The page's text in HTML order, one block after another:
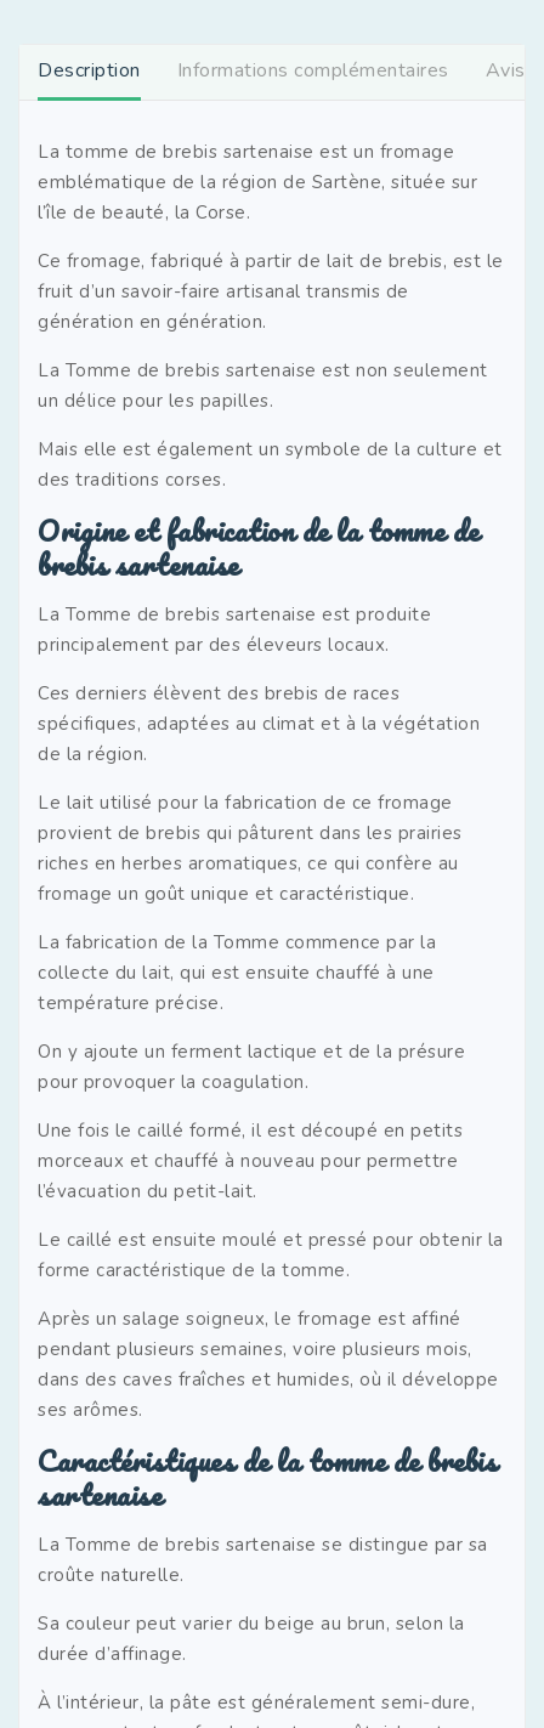
Description Informations complémentaires Avis
La tomme de brebis sartenaise est un fromage
emblématique de la région de Sartène, située sur
l’île de beauté, la Corse.
Ce fromage, fabriqué à partir de lait de brebis, est le
fruit d’un savoir-faire artisanal transmis de
génération en génération.
La Tomme de brebis sartenaise est non seulement
un délice pour les papilles.
Mais elle est également un symbole de la culture et
des traditions corses.
Origine et fabrication de la tomme de
brebis sartenaise
La Tomme de brebis sartenaise est produite
principalement par des éleveurs locaux.
Ces derniers élèvent des brebis de races
spécifiques, adaptées au climat et à la végétation
de la région.
Le lait utilisé pour la fabrication de ce fromage
provient de brebis qui pâturent dans les prairies
riches en herbes aromatiques, ce qui confère au
fromage un goût unique et caractéristique.
La fabrication de la Tomme commence par la
collecte du lait, qui est ensuite chauffé à une
température précise.
On y ajoute un ferment lactique et de la présure
pour provoquer la coagulation.
Une fois le caillé formé, il est découpé en petits
morceaux et chauffé à nouveau pour permettre
l’évacuation du petit-lait.
Le caillé est ensuite moulé et pressé pour obtenir la
forme caractéristique de la tomme.
Après un salage soigneux, le fromage est affiné
pendant plusieurs semaines, voire plusieurs mois,
dans des caves fraîches et humides, où il développe
ses arômes.
Caractéristiques de la tomme de brebis
sartenaise
La Tomme de brebis sartenaise se distingue par sa
croûte naturelle.
Sa couleur peut varier du beige au brun, selon la
durée d’affinage.
À l’intérieur, la pâte est généralement semi-dure,